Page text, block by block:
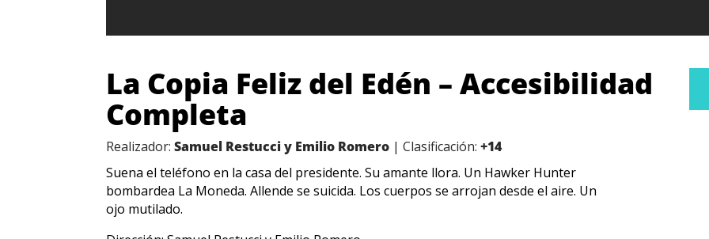
La Copia Feliz del Edén – Accesibilidad
Completa
Realizador:Samuel Restucci y Emilio Romero | Clasificación:+14
Suena el teléfono en la casa del presidente. Su amante llora. Un Hawker Hunter
bombardea La Moneda. Allende se suicida. Los cuerpos se arrojan desde el aire. Un
ojo mutilado.